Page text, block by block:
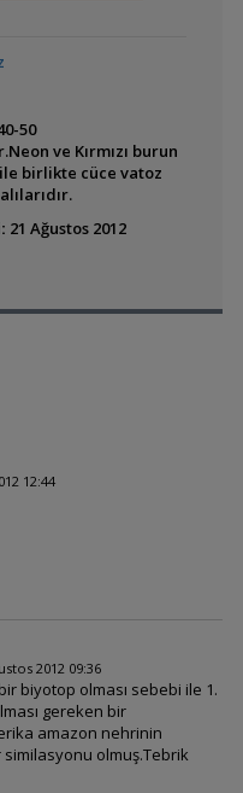
50
ve Kırmızı burun
birlikte cüce vatoz
21 Ağustos 2012
12:44
2012 09:36
biyotop olması sebebi ile 1.
gereken bir
amazon nehrinin
olmuş.Tebrik